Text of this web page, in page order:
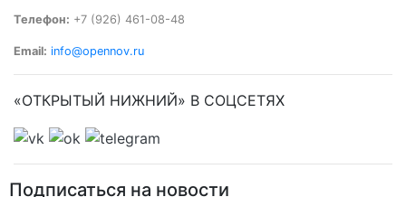
Телефон: +7 (926) 461-08-48
Email: info@opennov.ru
«ОТКРЫТЫЙ НИЖНИЙ» В СОЦСЕТЯХ
Подписаться на новости